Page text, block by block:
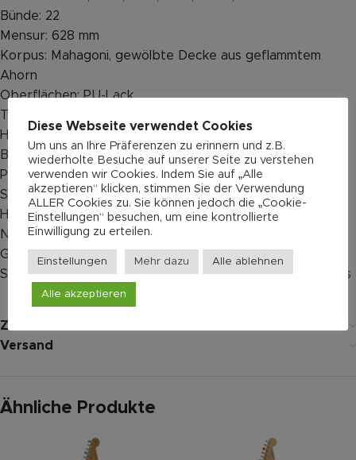
Bünde: 22
Mensur: 628 mm
Korpus: Mahagoni, gewölbte Decke aus geflammtem
Ahorn
Oberflächen: PU-Lack
Humbucker (Hals 7,8 kOhm, Steg 9,5 kOhm)
Bedienfeld: 2× Volume, 1× Master-Tone, 1× Dreiweg-
Pickup-Schalter
Steg: Tune-o-matic Bridge und Trapeze Tailpiece
Hardware: vernickelt
Neue 11-48 Augustine Saiten
Gewicht: 3,8 kg
Sound:https://www.youtube.com/watch?v=w47Bmk-Cg8s
Zusätzliche Informationen
Versand
Ähnliche Produkte
Diese Webseite verwendet Cookies
Um uns an Ihre Präferenzen zu erinnern und z.B.
wiederholte Besuche auf unserer Seite zu verstehen
verwenden wir Cookies. Indem Sie auf „Alle
akzeptieren“ klicken, stimmen Sie der Verwendung
ALLER Cookies zu. Sie können jedoch die „Cookie-
Einstellungen“ besuchen, um eine kontrollierte
Einwilligung zu erteilen.
Einstellungen Mehr dazu Alle ablehnen
Alle akzeptieren